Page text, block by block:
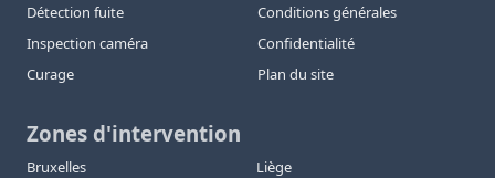
Détection fuite
Inspection caméra
Curage
Conditions générales
Confidentialité
Plan du site
Zones d'intervention
Bruxelles Liège